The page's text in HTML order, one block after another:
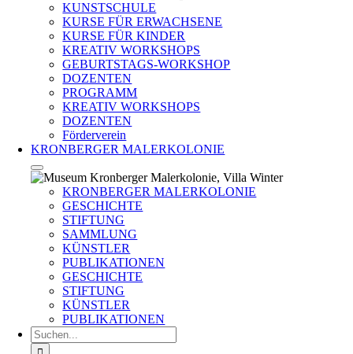
KUNSTSCHULE
KURSE FÜR ERWACHSENE
KURSE FÜR KINDER
KREATIV WORKSHOPS
GEBURTSTAGS-WORKSHOP
DOZENTEN
PROGRAMM
KREATIV WORKSHOPS
DOZENTEN
Förderverein
KRONBERGER MALERKOLONIE
KRONBERGER MALERKOLONIE
GESCHICHTE
STIFTUNG
SAMMLUNG
KÜNSTLER
PUBLIKATIONEN
GESCHICHTE
STIFTUNG
KÜNSTLER
PUBLIKATIONEN
Suche
nach: